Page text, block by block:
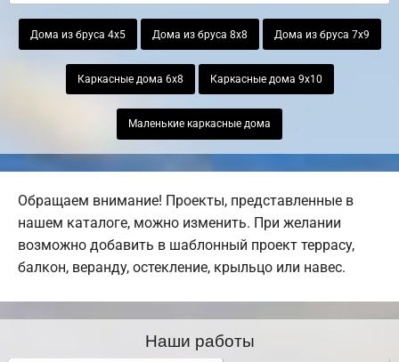
Дома из бруса 4х5 Дома из бруса 8х8 Дома из бруса 7х9
Каркасные дома 6х8 Каркасные дома 9х10
Маленькие каркасные дома
Обращаем внимание! Проекты, представленные в
нашем каталоге, можно изменить. При желании
возможно добавить в шаблонный проект террасу,
балкон, веранду, остекление, крыльцо или навес.
Наши работы